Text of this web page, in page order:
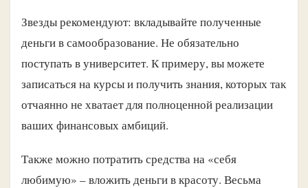
Звезды рекомендуют: вкладывайте полученные
деньги в самообразование. Не обязательно
поступать в университет. К примеру, вы можете
записаться на курсы и получить знания, которых так
отчаянно не хватает для полноценной реализации
ваших финансовых амбиций.
Также можно потратить средства на «себя
любимую» – вложить деньги в красоту. Весьма